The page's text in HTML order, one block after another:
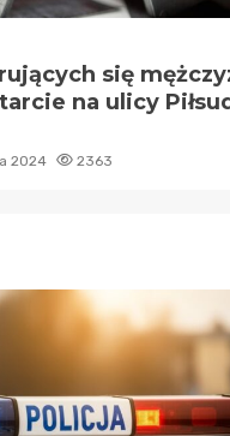
się
na ulicy
2024 2363